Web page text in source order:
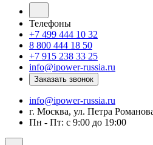
Телефоны
+7 499 444 10 32
8 800 444 18 50
+7 915 238 33 25
info@ipower-russia.ru
Заказать звонок
info@ipower-russia.ru
г. Москва, ул. Петра
Пн - Пт: с 9:00 до 19:00